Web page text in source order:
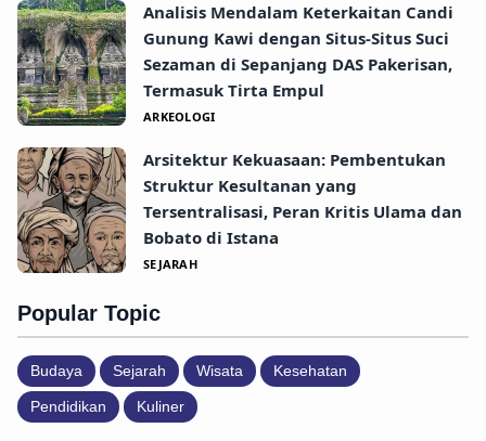
Analisis Mendalam Keterkaitan Candi
Gunung Kawi dengan Situs-Situs Suci
Sezaman di Sepanjang DAS Pakerisan,
Termasuk Tirta Empul
ARKEOLOGI
Arsitektur Kekuasaan: Pembentukan
Struktur Kesultanan yang
Tersentralisasi, Peran Kritis Ulama dan
Bobato di Istana
SEJARAH
Popular Topic
Budaya Sejarah Wisata Kesehatan
Pendidikan Kuliner